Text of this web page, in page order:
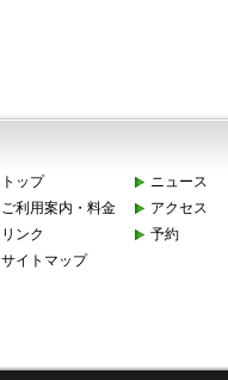
トップ
ニュース
ご利用案内・料金
アクセス
リンク
予約
サイトマップ